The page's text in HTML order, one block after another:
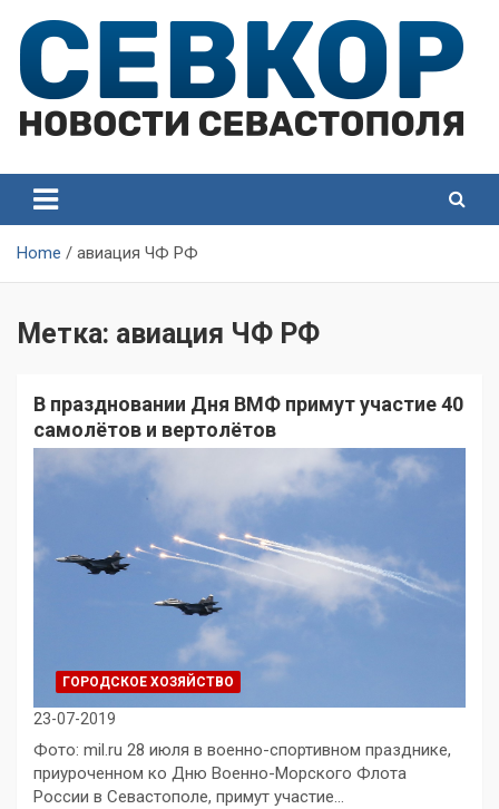
content
Севастополя
Севастополя
Home авиация ЧФ РФ
Метка: авиация ЧФ РФ
В праздновании Дня ВМФ примут участие 40
самолётов и вертолётов
ГОРОДСКОЕ ХОЗЯЙСТВО
23-07-2019
Фото: mil.ru 28 июля в военно-спортивном празднике,
приуроченном ко Дню Военно-Морского Флота
России в Севастополе, примут участие…